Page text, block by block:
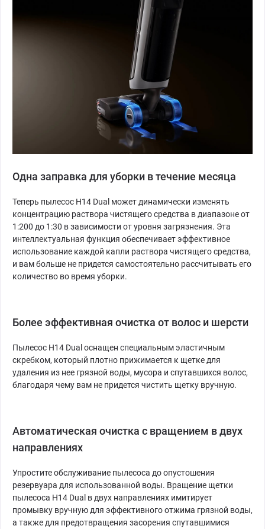
Одна заправка для уборки в течение месяца
Теперь пылесос H14 Dual может динамически изменять
концентрацию раствора чистящего средства в диапазоне от
1:200 до 1:30 в зависимости от уровня загрязнения. Эта
интеллектуальная функция обеспечивает эффективное
использование каждой капли раствора чистящего средства,
и вам больше не придется самостоятельно рассчитывать его
количество во время уборки.
Более эффективная очистка от волос и шерсти
Пылесос H14 Dual оснащен специальным эластичным
скребком, который плотно прижимается к щетке для
удаления из нее грязной воды, мусора и спутавшихся волос,
благодаря чему вам не придется чистить щетку вручную.
Автоматическая очистка с вращением в двух
направлениях
Упростите обслуживание пылесоса до опустошения
резервуара для использованной воды. Вращение щетки
пылесоса H14 Dual в двух направлениях имитирует
промывку вручную для эффективного отжима грязной воды,
а также для предотвращения засорения спутавшимися